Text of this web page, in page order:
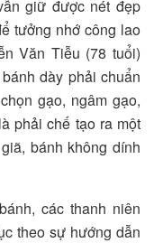
giữ được nét đẹp
tưởng nhớ công lao
Văn Tiễu (78 tuổi)
dày phải chuẩn
gạo, ngâm gạo,
phải chế tạo ra một
bánh không dính
các thanh niên
theo sự hướng dẫn